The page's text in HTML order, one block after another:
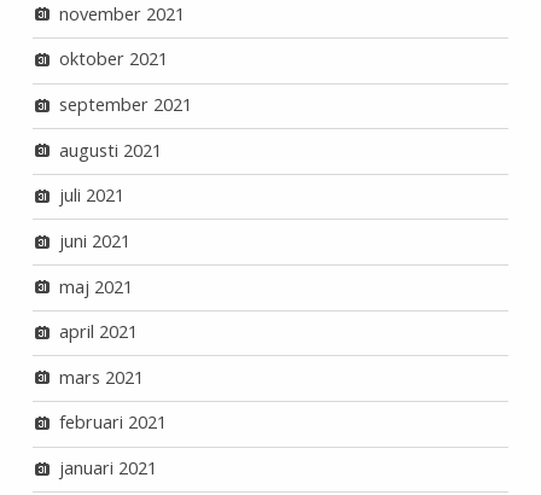
november 2021
oktober 2021
september 2021
augusti 2021
juli 2021
juni 2021
maj 2021
april 2021
mars 2021
februari 2021
januari 2021